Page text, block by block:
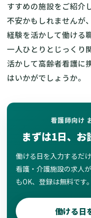
すすめの施設をご紹介
不安かもしれませんが
経験を活かして働ける
一人ひとりとじっくり
活かして高齢者看護に
はいかがでしょうか。
看護師向け
まずは1日、お
働ける日を入力するだ
看護・介護施設の求人
もOK、登録は無料です。
働ける日